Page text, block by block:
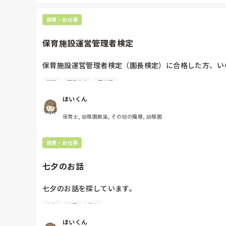
夏の保育、迷いますよね。夏を乗り切っていきましょうね。
保育・お仕事
保育施設運営管理者検定
保育施設運営管理者検定（園長検定）に合格した方、い
まわりに合格した人を見ないので、教えてほしいです。
施設 園長先生 正社員
ほいくん
保育士, 幼稚園教諭, その他の職種, 幼稚園
保育・お仕事
七夕のお話
七夕のお話を探しています。
七夕 内容 絵本
ほいくん